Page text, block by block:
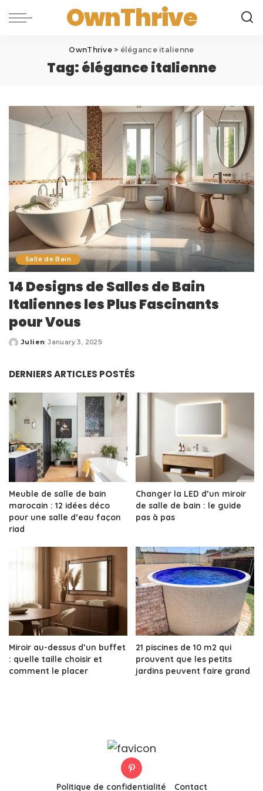
OwnThrive
OwnThrive> élégance italienne
Tag:élégance italienne
Salle de Bain
14 Designs de Salles de Bain
Italiennes les Plus Fascinants
pour Vous
Posted
Julien January 3, 2025
DERNIERS ARTICLES POSTÉS
Meuble de salle de bain
marocain : 12 idées déco
pour une salle d’eau façon
riad
Changer la LED d’un miroir
de salle de bain : le guide
pas à pas
Miroir au-dessus d’un buffet
: quelle taille choisir et
comment le placer
21 piscines de 10 m2 qui
prouvent que les petits
jardins peuvent faire grand
Politique de confidentialité Contact